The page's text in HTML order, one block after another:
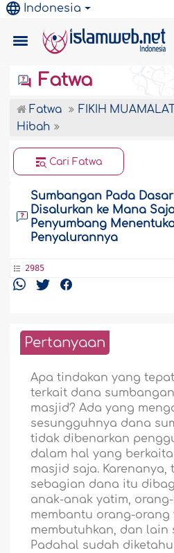
Indonesia
Fatwa
Fatwa
FIKIH
Hibah
Cari Fatwa
Sumbangan Pada
Disalurkan ke Mana
Penyumbang
Penyalurannya
2985
Pertanyaan
Apa tindakan yang
terkait dana
masjid? Ada yang
sesungguhnya dana
tidak dibenarkan
dalam hal yang
masjid saja. Karenanya,
sebagian dana itu
anak-anak yatim,
membantu orang-orang
membutuhkan, dan lain
Padahal sudah